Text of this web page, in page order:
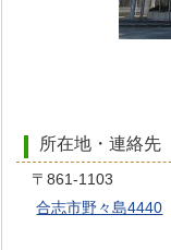
所在地・連絡先
〒861-1103
合志市野々島4440